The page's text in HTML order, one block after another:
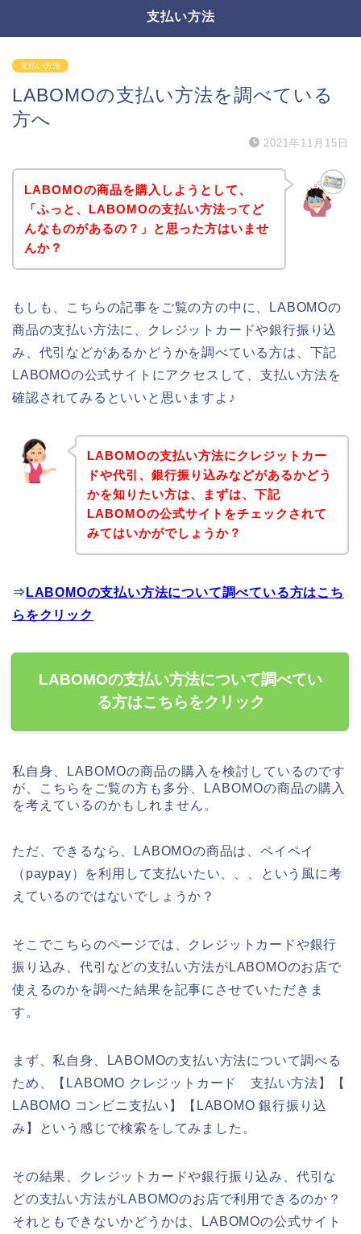
支払い方法
支払い方法
LABOMOの支払い方法を調べている
方へ
2021年11月15日
LABOMOの商品を購入しようとして、
「ふっと、LABOMOの支払い方法ってど
んなものがあるの？」と思った方はいませ
んか？
もしも、こちらの記事をご覧の方の中に、LABOMOの
商品の支払い方法に、クレジットカードや銀行振り込
み、代引などがあるかどうかを調べている方は、下記
LABOMOの公式サイトにアクセスして、支払い方法を
確認されてみるといいと思いますよ♪
LABOMOの支払い方法にクレジットカー
ドや代引、銀行振り込みなどがあるかどう
かを知りたい方は、まずは、下記
LABOMOの公式サイトをチェックされて
みてはいかがでしょうか？
⇒ LABOMOの支払い方法について調べている方はこち
らをクリック
LABOMOの支払い方法について調べてい
る方はこちらをクリック
私自身、LABOMOの商品の購入を検討しているのです
が、こちらをご覧の方も多分、LABOMOの商品の購入
を考えているのかもしれません。
ただ、できるなら、LABOMOの商品は、ペイペイ
（paypay）を利用して支払いたい、、、という風に考
えているのではないでしょうか？
そこでこちらのページでは、クレジットカードや銀行
振り込み、代引などの支払い方法がLABOMOのお店で
使えるのかを調べた結果を記事にさせていただきま
す。
まず、私自身、LABOMOの支払い方法について調べる
ため、【LABOMO クレジットカード 支払い方法】【
LABOMO コンビニ支払い】【LABOMO 銀行振り込
み】という感じで検索をしてみました。
その結果、クレジットカードや銀行振り込み、代引な
どの支払い方法がLABOMOのお店で利用できるのか？
それともできないかどうかは、LABOMOの公式サイト